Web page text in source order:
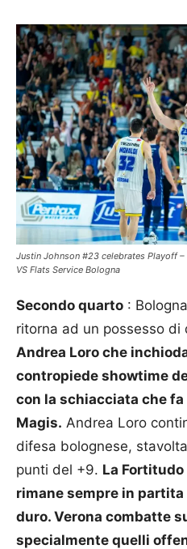
Justin Johnson #23 celebrates Playoff –
VS Flats Service Bologna
Secondo quarto :
ritorna ad un possesso di
Andrea Loro che
contropiede showtime
con la schiacciata che fa
Magis. Andrea Loro
difesa bolognese,
punti del +9. La
rimane sempre in
duro. Verona combatte
specialmente quelli